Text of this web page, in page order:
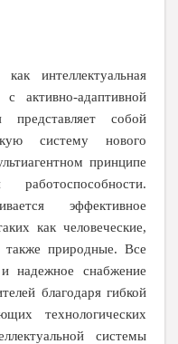
интеллектуальная
с активно-адаптивной
собой
систему нового
принципе
эффективное
как человеческие,
также природные. Все
и надежное снабжение
благодаря гибкой
технологических
системы